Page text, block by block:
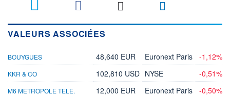
VALEURS ASSOCIÉES
BOUYGUES 48,640 EUR Euronext Paris -1,12%
KKR & CO 102,810 USD NYSE -0,51%
M6 METROPOLE TELE. 12,000 EUR Euronext Paris -0,50%